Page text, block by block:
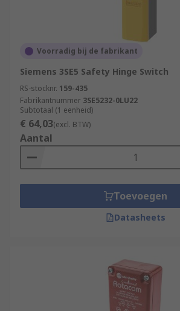
Voorradig bij de fabrikant
Siemens 3SE5 Safety Hinge Switch
RS-stocknr. 159-435
Fabrikantnummer 3SE5232-0LU22
Subtotaal (1 eenheid)
€ 64,03(excl. BTW)
Aantal
Toevoegen
Datasheets